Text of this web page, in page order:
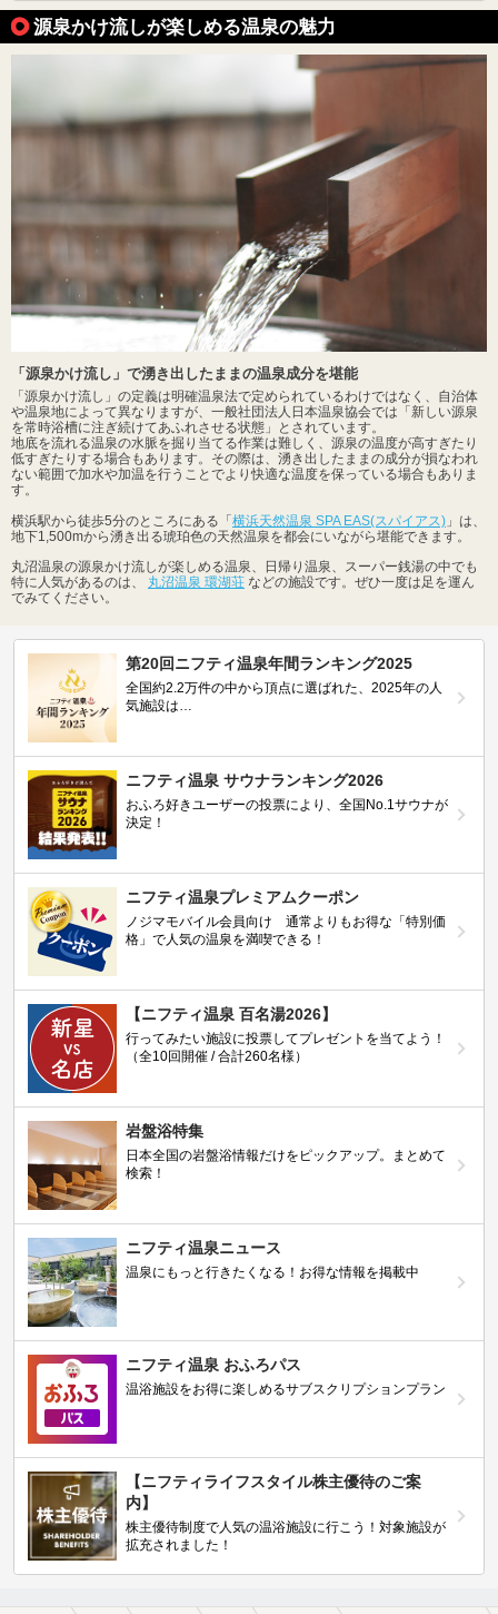
源泉かけ流しが楽しめる温泉の魅力
「源泉かけ流し」で湧き出したままの温泉成分を堪能
「源泉かけ流し」の定義は明確温泉法で定められているわけではなく、自治体
や温泉地によって異なりますが、一般社団法人日本温泉協会では「新しい源泉
を常時浴槽に注ぎ続けてあふれさせる状態」とされています。
地底を流れる温泉の水脈を掘り当てる作業は難しく、源泉の温度が高すぎたり
低すぎたりする場合もあります。その際は、湧き出したままの成分が損なわれ
ない範囲で加水や加温を行うことでより快適な温度を保っている場合もありま
す。
横浜駅から徒歩5分のところにある「 横浜天然温泉 SPA EAS(スパイアス) 」は、
地下1,500mから湧き出る琥珀色の天然温泉を都会にいながら堪能できます。
丸沼温泉の源泉かけ流しが楽しめる温泉、日帰り温泉、スーパー銭湯の中でも
特に人気があるのは、 丸沼温泉 環湖荘 などの施設です。ぜひ一度は足を運ん
でみてください。
第20回ニフティ温泉年間ランキング2025
全国約2.2万件の中から頂点に選ばれた、2025年の人
気施設は…
ニフティ温泉 サウナランキング2026
おふろ好きユーザーの投票により、全国No.1サウナが
決定！
ニフティ温泉プレミアムクーポン
ノジマモバイル会員向け 通常よりもお得な「特別価
格」で人気の温泉を満喫できる！
【ニフティ温泉 百名湯2026】
行ってみたい施設に投票してプレゼントを当てよう！
（全10回開催 / 合計260名様）
岩盤浴特集
日本全国の岩盤浴情報だけをピックアップ。まとめて
検索！
ニフティ温泉ニュース
温泉にもっと行きたくなる！お得な情報を掲載中
ニフティ温泉 おふろパス
温浴施設をお得に楽しめるサブスクリプションプラン
【ニフティライフスタイル株主優待のご案
内】
株主優待制度で人気の温浴施設に行こう！対象施設が
拡充されました！